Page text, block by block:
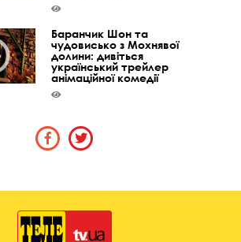
Баранчик Шон та
чудовисько з Мохнявої
долини: дивіться
український трейлер
анімаційної комедії